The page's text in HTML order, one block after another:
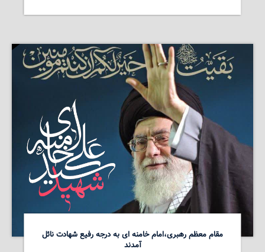
مقام معظم رهبری،امام خامنه ای به درجه رفیع شهادت نائل
آمدند